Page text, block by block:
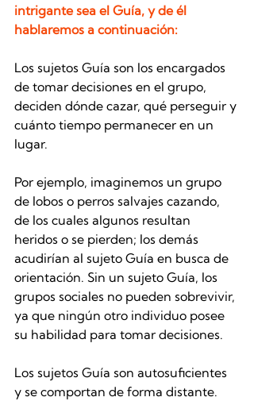
intrigante sea el Guía, y de él
hablaremos a continuación:
Los sujetos Guía son los encargados
de tomar decisiones en el grupo,
deciden dónde cazar, qué perseguir y
cuánto tiempo permanecer en un
lugar.
Por ejemplo, imaginemos un grupo
de lobos o perros salvajes cazando,
de los cuales algunos resultan
heridos o se pierden; los demás
acudirían al sujeto Guía en busca de
orientación. Sin un sujeto Guía, los
grupos sociales no pueden sobrevivir,
ya que ningún otro individuo posee
su habilidad para tomar decisiones.
Los sujetos Guía son autosuficientes
y se comportan de forma distante.